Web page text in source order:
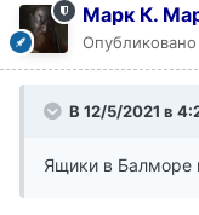
Марк К.
Опубликовано
В 12/5/2021 в
Ящики в Балморе